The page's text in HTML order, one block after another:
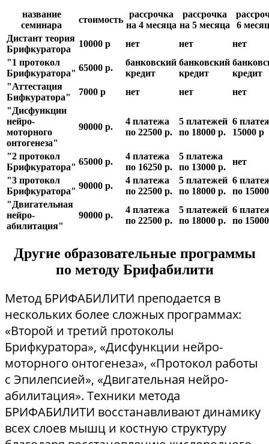
название
семинара
стоимость
рассрочка
на 4 месяца
рассрочка
на 5 месяца
6
Дистант теория
Брифкуратора
10000 р нет нет
нет
"1 протокол
Брифкуратора"
65000 р.
банковский
кредит
банковский
кредит
кредит
"Аттестация
Бифкуратора"
7000 р нет нет
нет
"Дисфункции
нейро-
моторного
онтогенеза"
90000 р.
4 платежа
по 22500 р.
5 платежей
по 18000 р.
6
15000 р
"2 протокол
Брифкуратора"
65000 р.
4 платежа
по 16250 р.
5 платежа
по 13000 р.
нет
"3 протокол
Брифкуратора"
90000 р.
4 платежа
по 22500 р.
5 платежей
по 18000 р.
6
по
"Двигательная
нейро-
абилитация"
90000 р.
4 платежа
по 22500 р.
5 платежей
по 18000 р.
6
по
Другие образовательные программы
по методу Брифабилити
Метод БРИФАБИЛИТИ преподается в
нескольких более сложных программах:
«Второй и третий протоколы
Брифкуратора», «Дисфункции нейро-
моторного онтогенеза», «Протокол работы
с Эпилепсией», «Двигательная нейро-
абилитация». Техники метода
БРИФАБИЛИТИ восстанавливают динамику
всех слоев мышц и костную структуру